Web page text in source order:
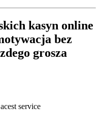
kasyn online
bez
grosza
service